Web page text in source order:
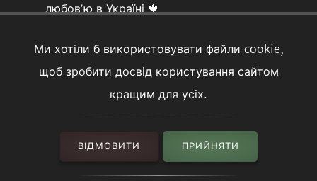
Ми хотіли б використовувати файли cookie,
щоб зробити досвід користування сайтом
кращим для усіх.
ВІДМОВИТИ ПРИЙНЯТИ
любовʼю в Україні 🍁